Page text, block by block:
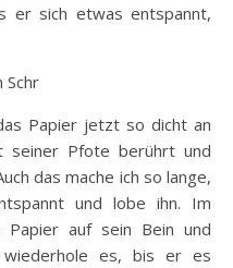
er sich etwas entspannt,
Schr
Papier jetzt so dicht an
seiner Pfote berührt und
das mache ich so lange,
und lobe ihn. Im
Papier auf sein Bein und
es, bis er es